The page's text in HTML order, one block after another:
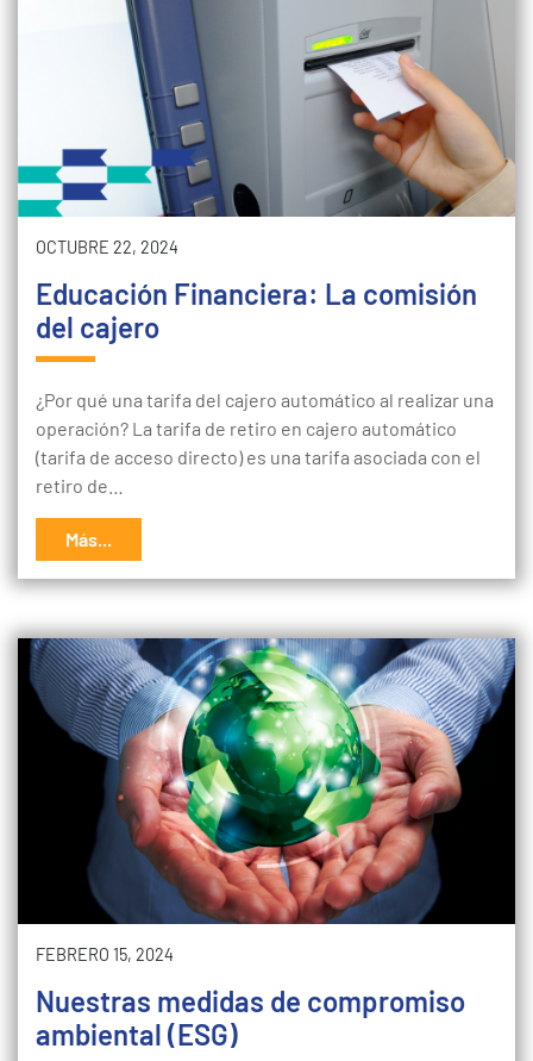
OCTUBRE 22, 2024
Educación Financiera: La comisión
del cajero
¿Por qué una tarifa del cajero automático al realizar una
operación? La tarifa de retiro en cajero automático
(tarifa de acceso directo) es una tarifa asociada con el
retiro de…
Más...
FEBRERO 15, 2024
Nuestras medidas de compromiso
ambiental (ESG)